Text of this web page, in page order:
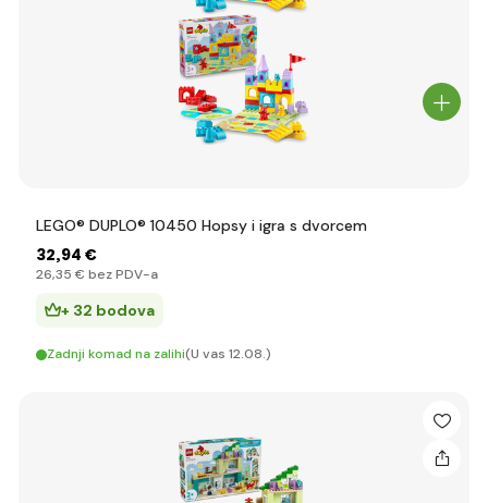
LEGO® DUPLO® 10450 Hopsy i igra s dvorcem
32,94 €
26,35 € bez PDV-a
+ 32 bodova
Zadnji komad na zalihi(U vas 12.08.)